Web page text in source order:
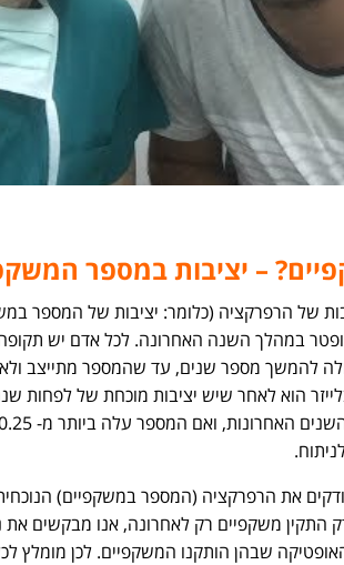
– יציבות במספר
של הרפרקציה (כלומר: יציבות של המספר
מוגדרת כהבדל של עד 0.25 דיופטר במהלך השנה האחרונה. לכל
להמשך מספר שנים, עד שהמספר מתייצב
הוא לאחר שיש יציבות מוכחת של לפחות
את הרפרקציה (המספר במשקפיים)
התקין משקפיים רק לאחרונה, אנו מבקשים את
שבהן הותקנו המשקפיים. לכן מומלץ